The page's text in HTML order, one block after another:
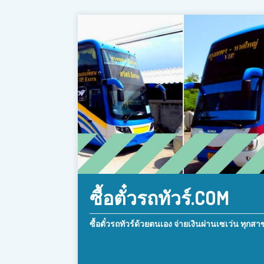
ซื้อตั๋วรถทัวร์.COM
ซื้อตั๋วรถทัวร์ด้วยตนเอง จ่ายเงินผ่านเซเว่น ทุกสา